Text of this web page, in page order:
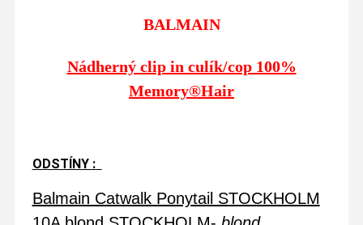
BALMAIN
Nádherný clip in culík/cop 100%
Memory®Hair
ODSTÍNY :
Balmain Catwalk Ponytail STOCKHOLM